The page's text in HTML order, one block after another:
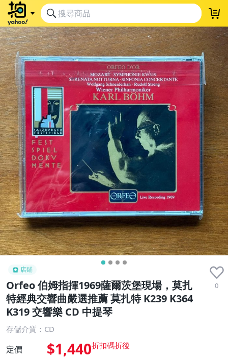
店鋪
Orfeo 伯姆指揮1969薩爾茨堡現場，莫扎
特經典交響曲嚴選推薦 莫扎特 K239 K364
K319 交響樂 CD 中提琴
0
存儲介質：CD
定價 $1,440